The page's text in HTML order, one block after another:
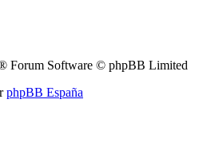
Forum Software © phpBB Limited
phpBB España